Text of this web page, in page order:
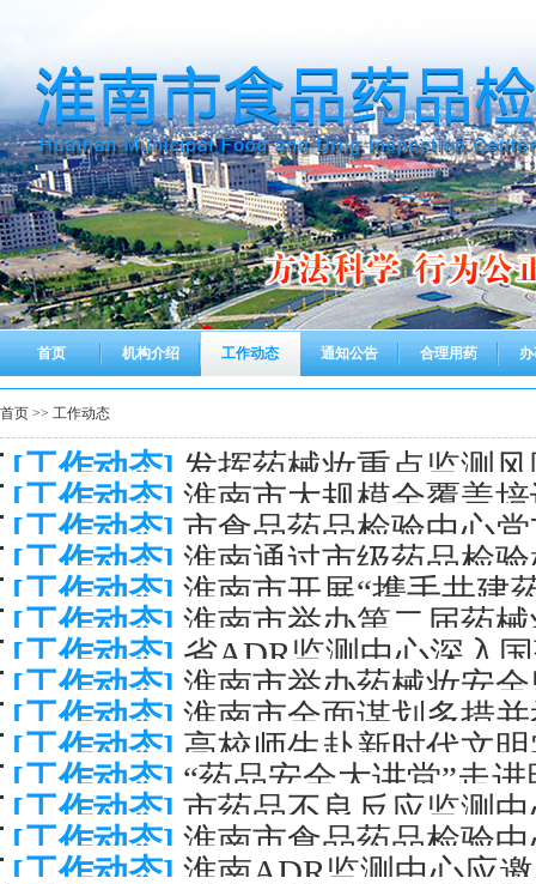
首页 机构介绍 工作动态 通知公告 合理用药
首页 >> 工作动态
[工作动态] 发挥药械妆重点监测
安全
[工作动态] 淮南市大规模全覆盖
[工作动态] 市食品药品检验中心
精神系列活动
[工作动态] 淮南通过市级药品检
[工作动态] 淮南市开展“携手共建
[工作动态] 淮南市举办第二届药
[工作动态] 省ADR监测中心深入
戒调研
[工作动态] 淮南市举办药械妆安
[工作动态] 淮南市全面谋划多措
[工作动态] 高校师生赴新时代文
[工作动态] “药品安全大讲堂”走
[工作动态] 市药品不良反应监测
普宣传系列活动
[工作动态] 淮南市食品药品检验
[工作动态] 淮南ADR监测中心应